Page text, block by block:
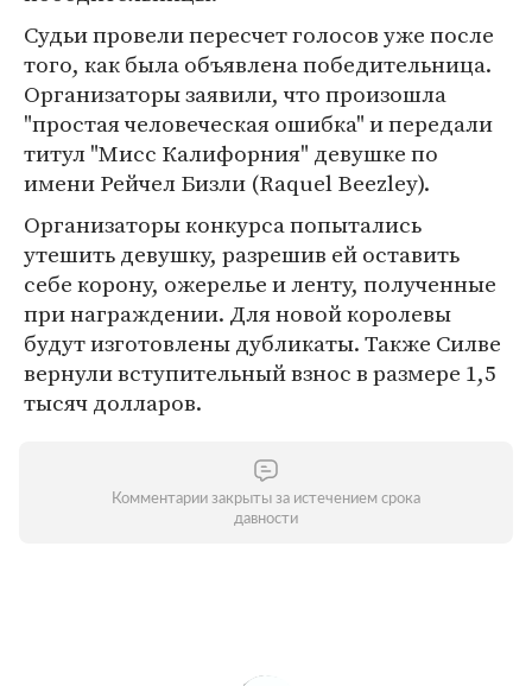
Судьи провели пересчет голосов уже после
того, как была объявлена победительница.
Организаторы заявили, что произошла
"простая человеческая ошибка" и передали
титул "Мисс Калифорния" девушке по
имени Рейчел Бизли (Raquel Beezley).
Организаторы конкурса попытались
утешить девушку, разрешив ей оставить
себе корону, ожерелье и ленту, полученные
при награждении. Для новой королевы
будут изготовлены дубликаты. Также Силве
вернули вступительный взнос в размере 1,5
тысяч долларов.
Комментарии закрыты за истечением срока
давности